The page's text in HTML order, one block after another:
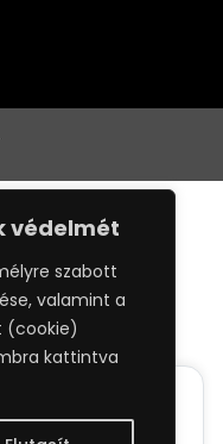
védelmét
szabott
valamint a
(cookie)
kattintva